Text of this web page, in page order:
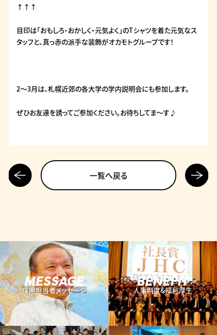
↑↑↑
目印は「おもしろ・おかしく・元気よく」のTシャツを着た元気なス
タッフと、真っ赤の派手な装飾がオカモトグループです！
2～3月は、札幌近郊の各大学の学内説明会にも参加します。
ぜひお友達を誘ってご参加ください。お待ちしてま～す♪
前の記
事へ
一覧へ戻る
次の記
事へ
MESSAGE
採用担当者メッセージ
BENEFIT
人事制度&福利厚生